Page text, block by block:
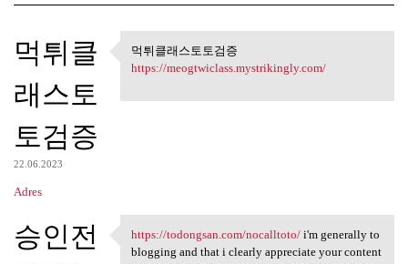
K
o
m
e
n
t
a
z
먹튀클
래스토
토검증
22.06.2023
Adres
먹튀클래스토토검증 https:/
먹튀클래스토토검증
https://meogtwiclass.mystrikingly.com/
승인전
https://todongsan.com
https://todongsan.com/nocalltoto/i'm generally to
blogging and that i clearly appreciate your content